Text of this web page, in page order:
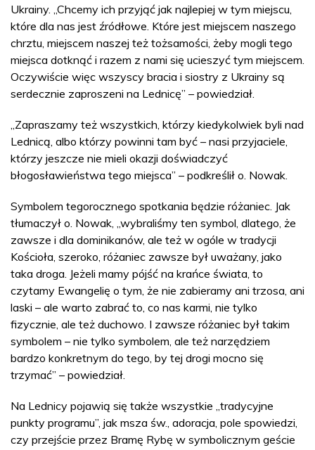
Ukrainy. „Chcemy ich przyjąć jak najlepiej w tym miejscu,
które dla nas jest źródłowe. Które jest miejscem naszego
chrztu, miejscem naszej też tożsamości, żeby mogli tego
miejsca dotknąć i razem z nami się ucieszyć tym miejscem.
Oczywiście więc wszyscy bracia i siostry z Ukrainy są
serdecznie zaproszeni na Lednicę” – powiedział.
„Zapraszamy też wszystkich, którzy kiedykolwiek byli nad
Lednicą, albo którzy powinni tam być – nasi przyjaciele,
którzy jeszcze nie mieli okazji doświadczyć
błogosławieństwa tego miejsca” – podkreślił o. Nowak.
Symbolem tegorocznego spotkania będzie różaniec. Jak
tłumaczył o. Nowak, „wybraliśmy ten symbol, dlatego, że
zawsze i dla dominikanów, ale też w ogóle w tradycji
Kościoła, szeroko, różaniec zawsze był uważany, jako
taka droga. Jeżeli mamy pójść na krańce świata, to
czytamy Ewangelię o tym, że nie zabieramy ani trzosa, ani
laski – ale warto zabrać to, co nas karmi, nie tylko
fizycznie, ale też duchowo. I zawsze różaniec był takim
symbolem – nie tylko symbolem, ale też narzędziem
bardzo konkretnym do tego, by tej drogi mocno się
trzymać” – powiedział.
Na Lednicy pojawią się także wszystkie „tradycyjne
punkty programu”, jak msza św., adoracja, pole spowiedzi,
czy przejście przez Bramę Rybę w symbolicznym geście